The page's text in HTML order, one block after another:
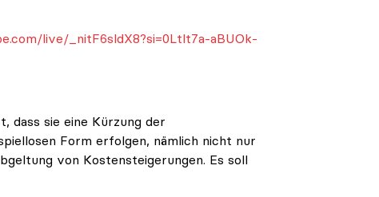
live/_nitF6sldX8?si=0Ltlt7a-aBUOk-
dass sie eine Kürzung der
Form erfolgen, nämlich nicht nur
von Kostensteigerungen. Es soll